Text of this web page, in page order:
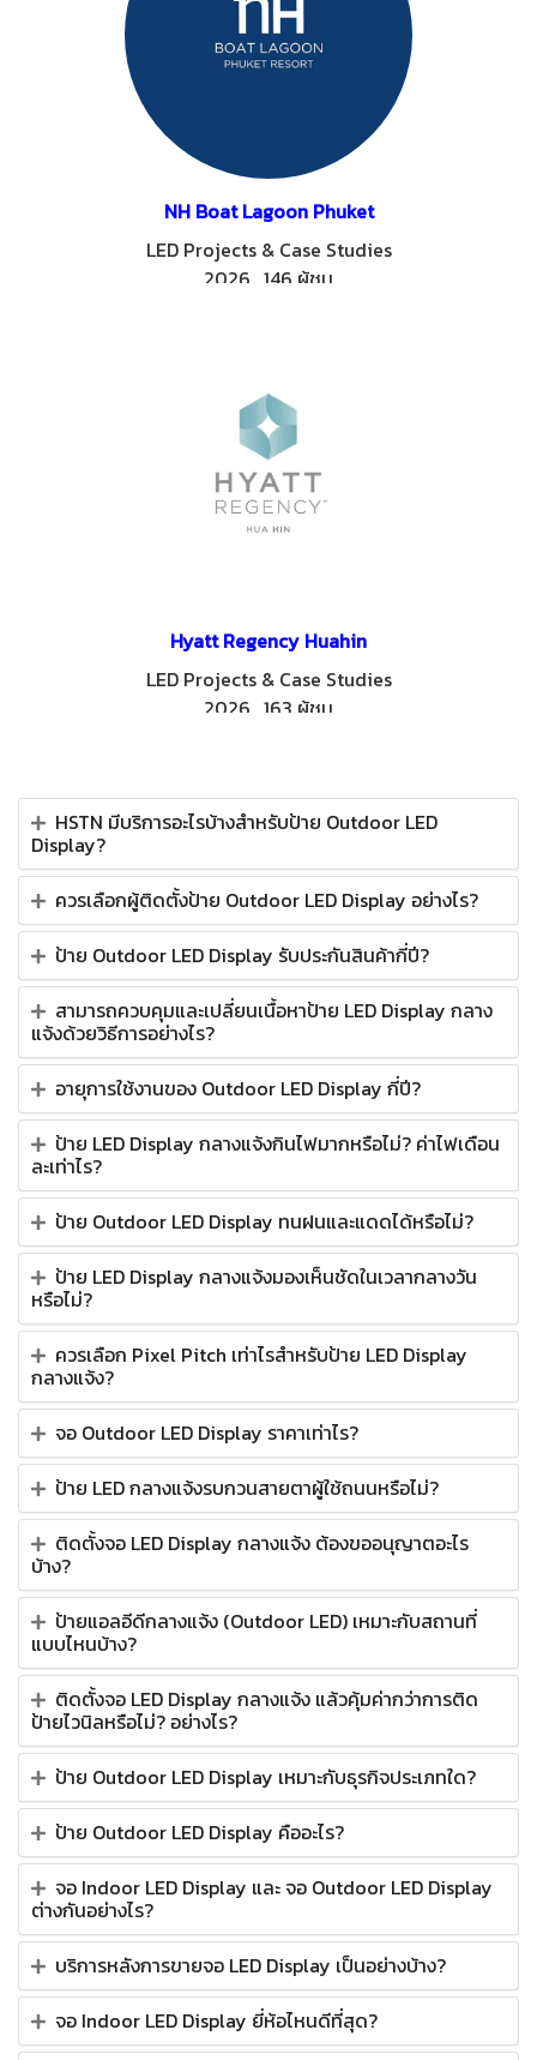
NH Boat Lagoon Phuket
LED Projects & Case Studies
2026 146 ผู้ชม
Hyatt Regency Huahin
LED Projects & Case Studies
2026 163 ผู้ชม
HSTN มีบริการอะไรบ้างสำหรับป้าย Outdoor LED
Display?
ควรเลือกผู้ติดตั้งป้าย Outdoor LED Display อย่างไร?
ป้าย Outdoor LED Display รับประกันสินค้ากี่ปี?
สามารถควบคุมและเปลี่ยนเนื้อหาป้าย LED Display กลาง
แจ้งด้วยวิธีการอย่างไร?
อายุการใช้งานของ Outdoor LED Display กี่ปี?
ป้าย LED Display กลางแจ้งกินไฟมากหรือไม่? ค่าไฟเดือน
ละเท่าไร?
ป้าย Outdoor LED Display ทนฝนและแดดได้หรือไม่?
ป้าย LED Display กลางแจ้งมองเห็นชัดในเวลากลางวัน
หรือไม่?
ควรเลือก Pixel Pitch เท่าไรสำหรับป้าย LED Display
กลางแจ้ง?
จอ Outdoor LED Display ราคาเท่าไร?
ป้าย LED กลางแจ้งรบกวนสายตาผู้ใช้ถนนหรือไม่?
ติดตั้งจอ LED Display กลางแจ้ง ต้องขออนุญาตอะไร
บ้าง?
ป้ายแอลอีดีกลางแจ้ง (Outdoor LED) เหมาะกับสถานที่
แบบไหนบ้าง?
ติดตั้งจอ LED Display กลางแจ้ง แล้วคุ้มค่ากว่าการติด
ป้ายไวนิลหรือไม่? อย่างไร?
ป้าย Outdoor LED Display เหมาะกับธุรกิจประเภทใด?
ป้าย Outdoor LED Display คืออะไร?
จอ Indoor LED Display และ จอ Outdoor LED Display
ต่างกันอย่างไร?
บริการหลังการขายจอ LED Display เป็นอย่างบ้าง?
จอ Indoor LED Display ยี่ห้อไหนดีที่สุด?